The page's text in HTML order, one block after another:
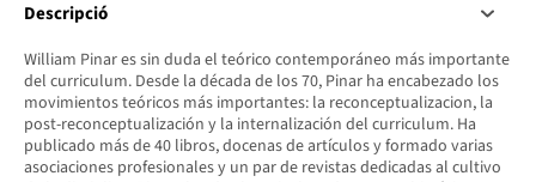
Descripció
William Pinar es sin duda el teórico contemporáneo más importante
del curriculum. Desde la década de los 70, Pinar ha encabezado los
movimientos teóricos más importantes: la reconceptualizacion, la
post-reconceptualización y la internalización del curriculum. Ha
publicado más de 40 libros, docenas de artículos y formado varias
asociaciones profesionales y un par de revistas dedicadas al cultivo